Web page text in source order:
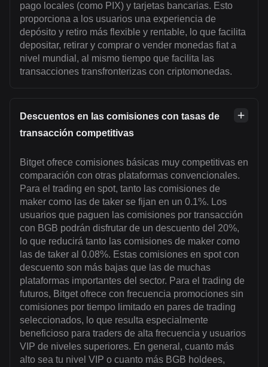
pago locales (como PIX) y tarjetas bancarias. Esto
proporciona a los usuarios una experiencia de
depósito y retiro más flexible y rentable, lo que facilita
depositar, retirar y comprar o vender monedas fiat a
nivel mundial, al mismo tiempo que facilita las
transacciones transfronterizas con criptomonedas.
Descuentos en las comisiones con tasas de
transacción competitivas
Bitget ofrece comisiones básicas muy competitivas en
comparación con otras plataformas convencionales.
Para el trading en spot, tanto las comisiones de
maker como las de taker se fijan en un 0.1%. Los
usuarios que paguen las comisiones por transacción
con BGB podrán disfrutar de un descuento del 20%,
lo que reducirá tanto las comisiones de maker como
las de taker al 0.08%. Estas comisiones en spot con
descuento son más bajas que las de muchas
plataformas importantes del sector. Para el trading de
futuros, Bitget ofrece con frecuencia promociones sin
comisiones por tiempo limitado en pares de trading
seleccionados, lo que resulta especialmente
beneficioso para traders de alta frecuencia y usuarios
VIP de niveles superiores. En general, cuanto más
alto sea tu nivel VIP o cuanto más BGB holdees,